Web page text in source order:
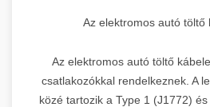
Az elektromos autó töltő
Az elektromos autó töltő
csatlakozókkal rendelkeznek. A
közé tartozik a Type 1 (J1772)